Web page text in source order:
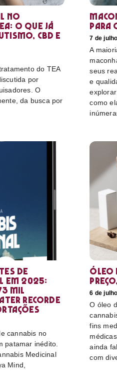
no
o que já
CBD e
do TEA
por
O
da busca por
para
7 de
A
seus
e
como
de
em 2025:
mil
recorde
cannabis no
patamar inédito.
Medicinal
Mind,
Óleo
6 de
O óleo
fins
ainda
com